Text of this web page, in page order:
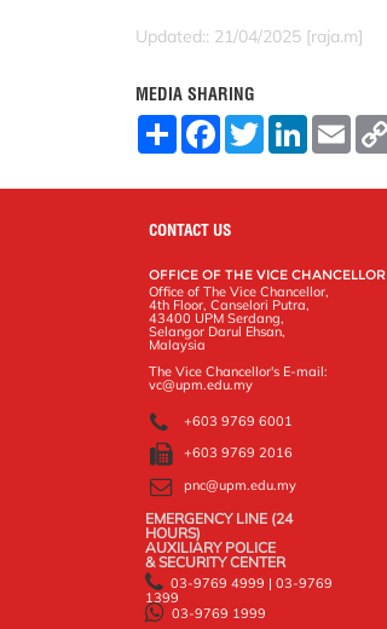
Updated:: 21/04/2025 [raja.m]
MEDIA SHARING
S
F
o
o
T
w
L
E
m
CONTACT US
OFFICE OF THE VICE CHANCELLOR
Office of The Vice Chancellor,
4th Floor, Canselori Putra,
43400 UPM Serdang,
Selangor Darul Ehsan,
Malaysia
The Vice Chancellor's E-mail:
vc@upm.edu.my
+603 9769 6001
+603 9769 2016
pnc@upm.edu.my
EMERGENCY LINE (24 HOURS)
AUXILIARY POLICE
& SECURITY CENTER
03-9769 4999 | 03-9769
1399
03-9769 1999